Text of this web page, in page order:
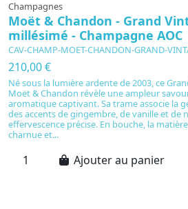
Champagnes
Moët & Chandon - Grand
millésimé - Champagne AOC
CAV-CHAMP-MOET-CHANDON-GRAND-
210,00 €
Né sous la lumière ardente de 2003, ce
Moët & Chandon révèle une ampleur
aromatique captivant. Sa trame associe la
des accents de gingembre, de vanille et de
effervescence précise. En bouche, la
charnue et...
Ajouter au panier